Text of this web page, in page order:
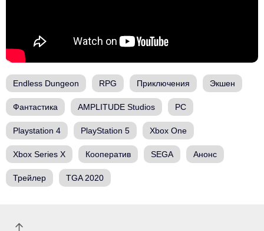
Endless Dungeon RPG Приключения Экшен
Фантастика AMPLITUDE Studios PC
Playstation 4 PlayStation 5 Xbox One
Xbox Series X Кооператив SEGA Анонс
Трейлер TGA 2020